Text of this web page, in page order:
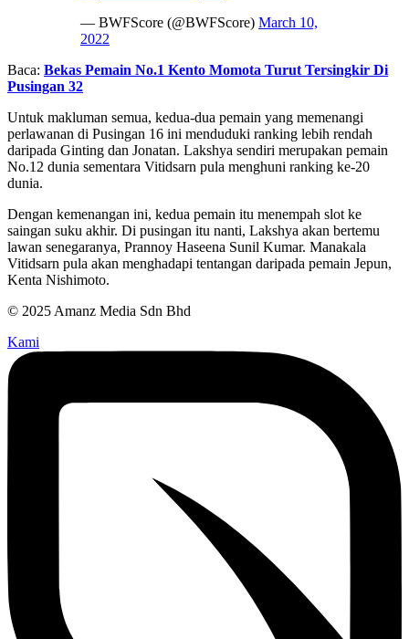
— BWFScore (@BWFScore) March 10,
2022
Baca: Bekas Pemain No.1 Kento Momota Turut Tersingkir Di
Pusingan 32
Untuk makluman semua, kedua-dua pemain yang memenangi
perlawanan di Pusingan 16 ini menduduki ranking lebih rendah
daripada Ginting dan Jonatan. Lakshya sendiri merupakan pemain
No.12 dunia sementara Vitidsarn pula menghuni ranking ke-20
dunia.
Dengan kemenangan ini, kedua pemain itu menempah slot ke
saingan suku akhir. Di pusingan itu nanti, Lakshya akan bertemu
lawan senegaranya, Prannoy Haseena Sunil Kumar. Manakala
Vitidsarn pula akan menghadapi tentangan daripada pemain Jepun,
Kenta Nishimoto.
© 2025 Amanz Media Sdn Bhd
Kami